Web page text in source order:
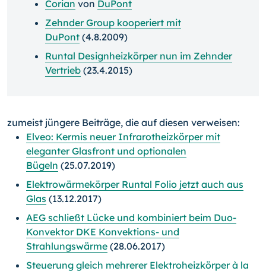
Corian von DuPont
Zehnder Group kooperiert mit
DuPont (4.8.2009)
Runtal Designheizkörper nun im Zehnder
Vertrieb (23.4.2015)
zumeist jüngere Beiträge, die auf diesen verweisen:
Elveo: Kermis neuer Infrarotheizkörper mit
eleganter Glasfront und optionalen
Bügeln (25.07.2019)
Elektrowärmekörper Runtal Folio jetzt auch aus
Glas (13.12.2017)
AEG schließt Lücke und kombiniert beim Duo-
Konvektor DKE Konvektions- und
Strahlungswärme (28.06.2017)
Steuerung gleich mehrerer Elektroheizkörper à la